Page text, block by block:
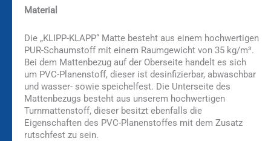
Material
Die „KLIPP-KLAPP“ Matte besteht aus einem hochwertigen
PUR-Schaumstoff mit einem Raumgewicht von 35 kg/m³.
Bei dem Mattenbezug auf der Oberseite handelt es sich
um PVC-Planenstoff, dieser ist desinfizierbar, abwaschbar
und wasser- sowie speichelfest. Die Unterseite des
Mattenbezugs besteht aus unserem hochwertigen
Turnmattenstoff, dieser besitzt ebenfalls die
Eigenschaften des PVC-Planenstoffes mit dem Zusatz
rutschfest zu sein.